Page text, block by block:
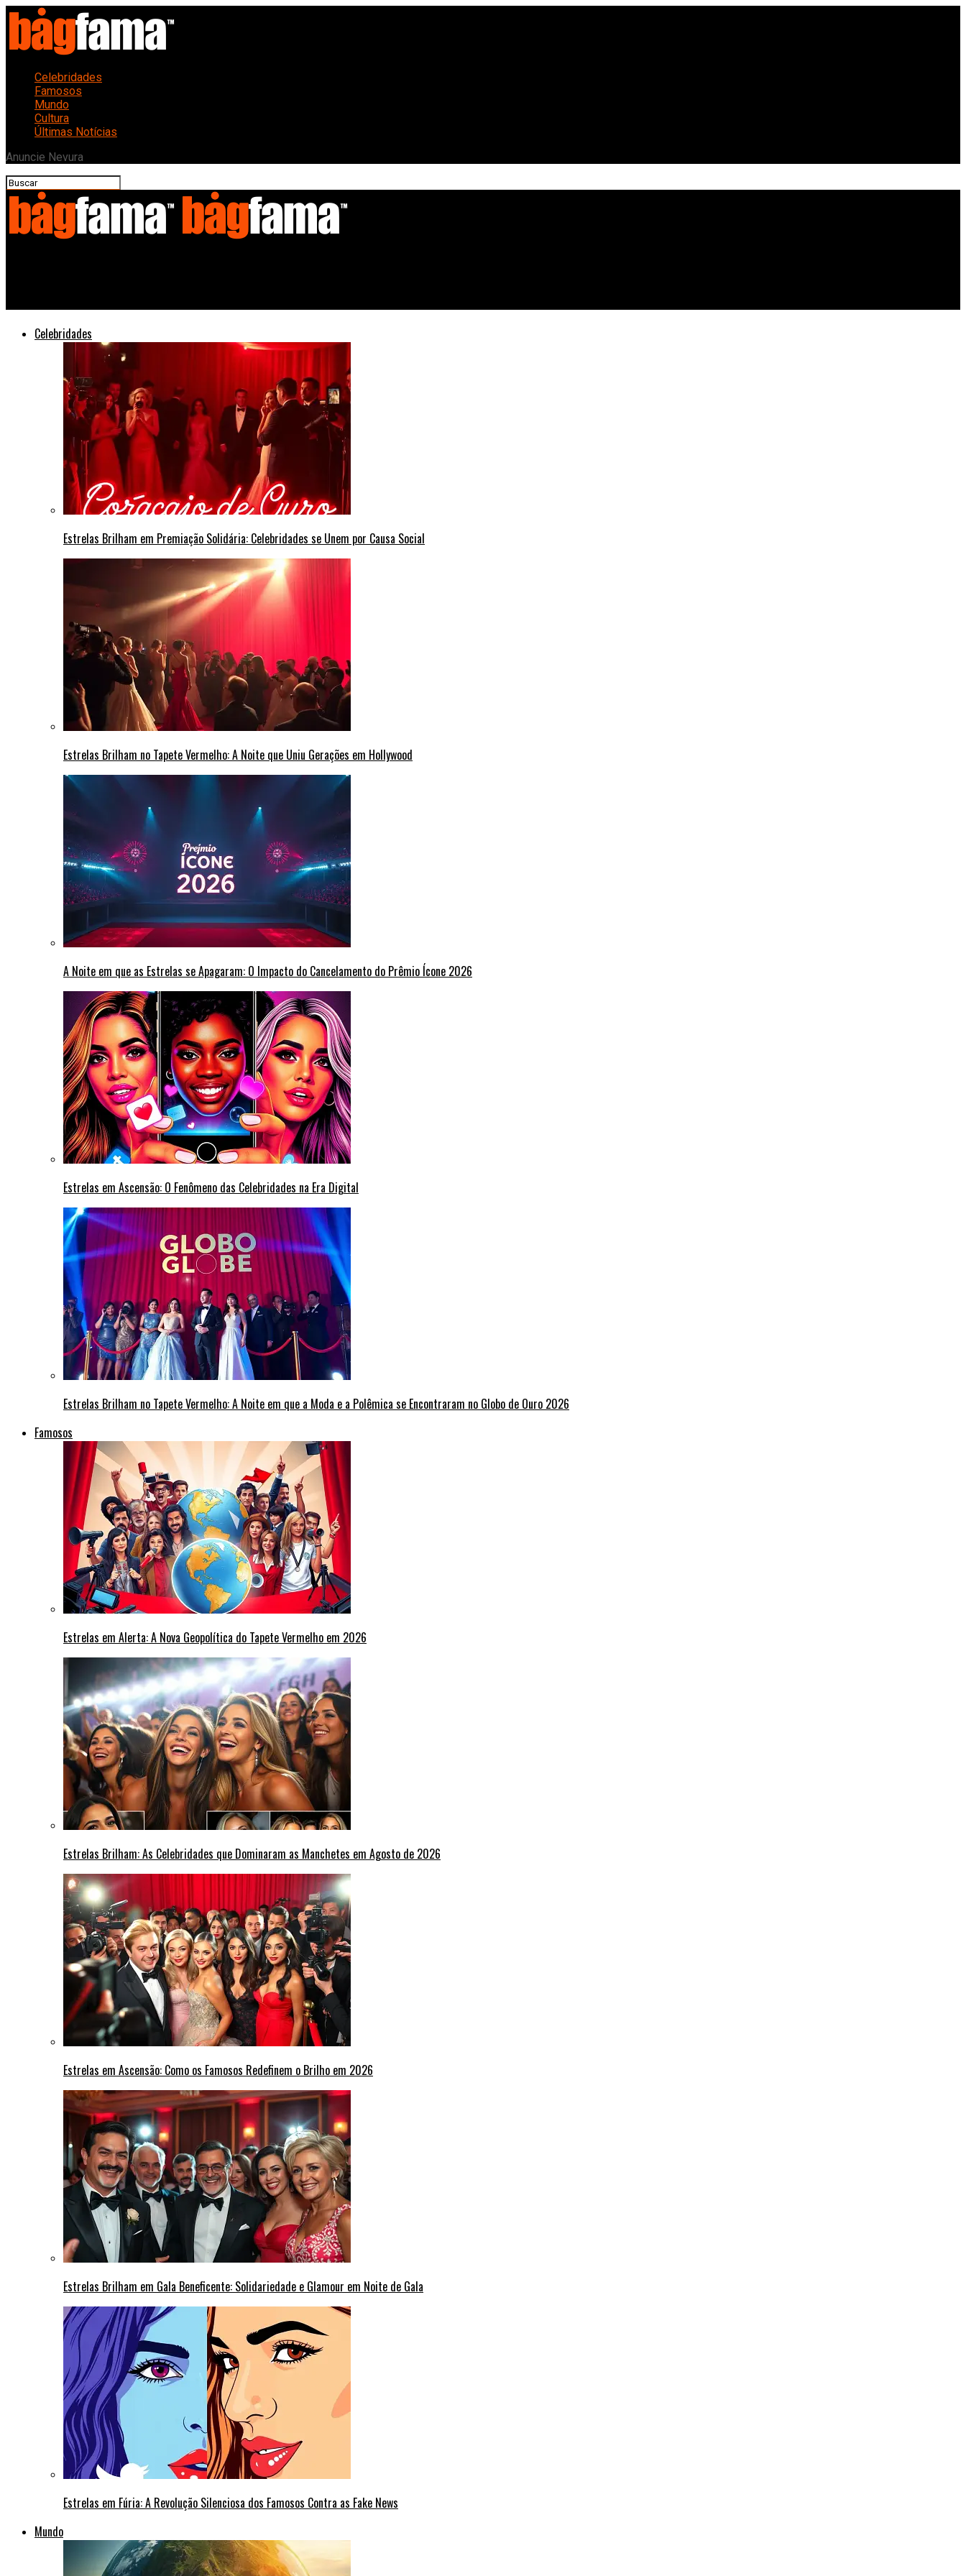
Celebridades
Famosos
Mundo
Cultura
Últimas Notícias
Anuncie Nevura
Celebridades
Estrelas Brilham em Premiação Solidária: Celebridades se Unem por Causa Social
Estrelas Brilham no Tapete Vermelho: A Noite que Uniu Gerações em Hollywood
A Noite em que as Estrelas se Apagaram: O Impacto do Cancelamento do Prêmio Ícone 2026
Estrelas em Ascensão: O Fenômeno das Celebridades na Era Digital
Estrelas Brilham no Tapete Vermelho: A Noite em que a Moda e a Polêmica se Encontraram no Globo de Ouro 2026
Famosos
Estrelas em Alerta: A Nova Geopolítica do Tapete Vermelho em 2026
Estrelas Brilham: As Celebridades que Dominaram as Manchetes em Agosto de 2026
Estrelas em Ascensão: Como os Famosos Redefinem o Brilho em 2026
Estrelas Brilham em Gala Beneficente: Solidariedade e Glamour em Noite de Gala
Estrelas em Fúria: A Revolução Silenciosa dos Famosos Contra as Fake News
Mundo